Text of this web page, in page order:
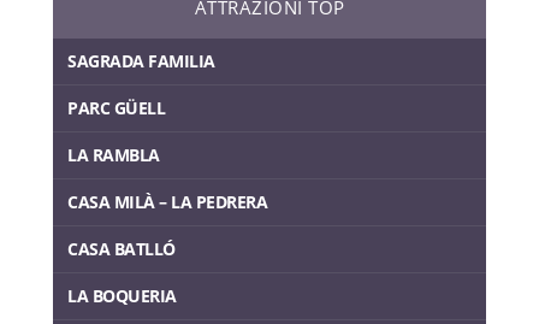
ATTRAZIONI TOP
SAGRADA FAMILIA
PARC GÜELL
LA RAMBLA
CASA MILÀ – LA PEDRERA
CASA BATLLÓ
LA BOQUERIA